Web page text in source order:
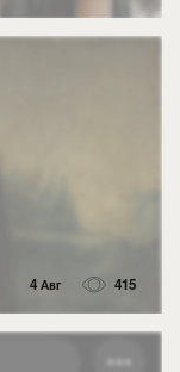
4 Авг 415